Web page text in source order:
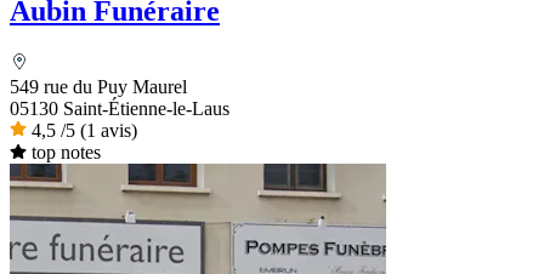
Aubin Funéraire
549 rue du Puy Maurel
05130 Saint-Étienne-le-Laus
4,5 /5 (1 avis)
top notes